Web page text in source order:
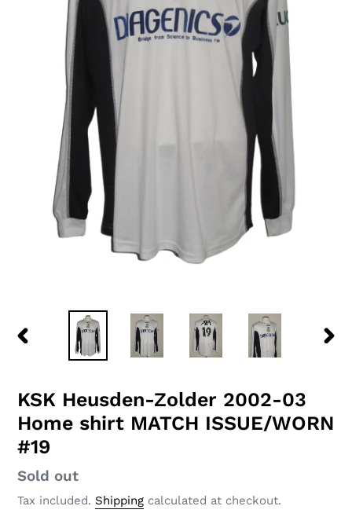
PREVIOUS
KSK Heusden-Zolder 2002-03
Home shirt MATCH ISSUE/WORN
#19
Regular
price
Sold out
Tax included. Shipping calculated at checkout.